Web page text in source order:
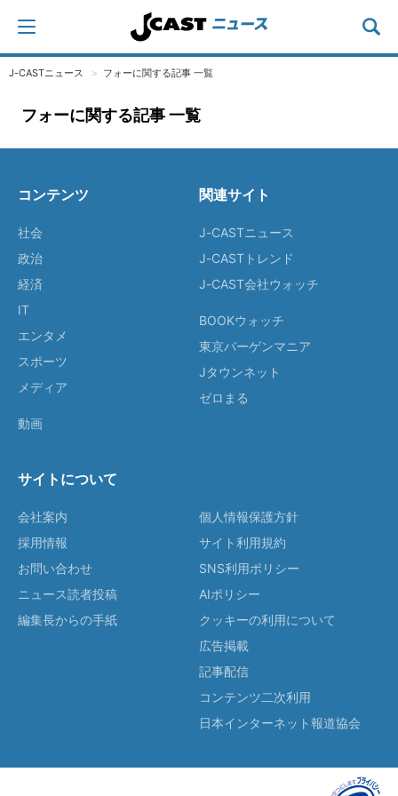
J-CASTニュース フォーに関する記事 一覧
フォーに関する記事 一覧
コンテンツ
社会
政治
経済
IT
エンタメ
スポーツ
メディア
動画
関連サイト
J-CASTニュース
J-CASTトレンド
J-CAST会社ウォッチ
BOOKウォッチ
東京バーゲンマニア
Jタウンネット
ゼロまる
サイトについて
会社案内
採用情報
お問い合わせ
ニュース読者投稿
編集長からの手紙
個人情報保護方針
サイト利用規約
SNS利用ポリシー
AIポリシー
クッキーの利用について
広告掲載
記事配信
コンテンツ二次利用
日本インターネット報道協会